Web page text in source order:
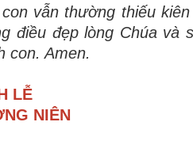
vẫn thường thiếu
điều đẹp lòng Chúa và
con. Amen.
LỄ
NIÊN